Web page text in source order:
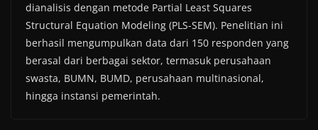
dianalisis dengan metode Partial Least Squares
Structural Equation Modeling (PLS-SEM). Penelitian ini
berhasil mengumpulkan data dari 150 responden yang
berasal dari berbagai sektor, termasuk perusahaan
swasta, BUMN, BUMD, perusahaan multinasional,
hingga instansi pemerintah.